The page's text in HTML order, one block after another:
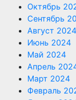
Октябрь
Сентябрь
Август 2024
Июнь 2024
Май 2024
Апрель
Март 2024
Февраль